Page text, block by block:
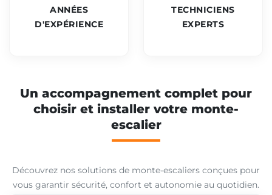
ANNÉES
D'EXPÉRIENCE
TECHNICIENS
EXPERTS
Un accompagnement complet pour
choisir et installer votre monte-
escalier
Découvrez nos solutions de monte-escaliers conçues pour
vous garantir sécurité, confort et autonomie au quotidien.